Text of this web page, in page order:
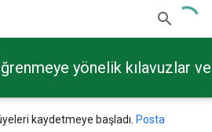
yönelik kılavuzlar
kaydetmeye başladı. Posta